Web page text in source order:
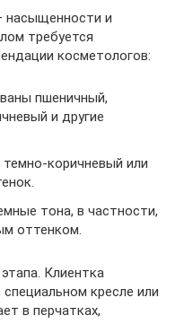
насыщенности и
требуется
косметологов:
пшеничный,
и другие
коричневый или
тона, в частности,
оттенком.
Клиентка
кресле или
в перчатках,